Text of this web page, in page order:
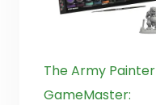
The Army Painter
GameMaster: